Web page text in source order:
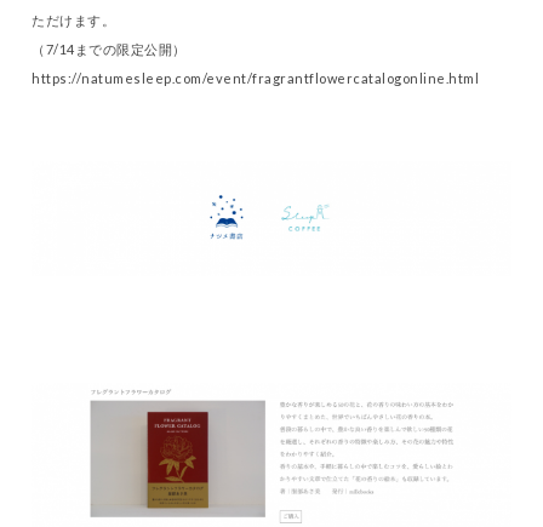
ただけます。
（7/14までの限定公開）
https://natumesleep.com/event/fragrantflowercatalogonline.html